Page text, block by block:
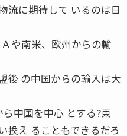
流に期待して いるのは日
や南米、欧州からの輸
後 の中国からの輸入は大
中国を中心 とする?東
換え ることもできるだろ